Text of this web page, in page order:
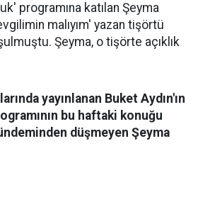
programına katılan Şeyma
malıyım' yazan tişörtü
Şeyma, o tişörte açıklık
yayınlanan Buket Aydın'ın
bu haftaki konuğu
düşmeyen Şeyma